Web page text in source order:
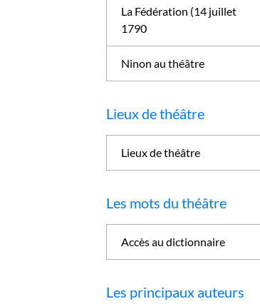
La Fédération (14 juillet
1790
Ninon au théâtre
Lieux de théâtre
Lieux de théâtre
Les mots du théâtre
Accès au dictionnaire
Les principaux auteurs